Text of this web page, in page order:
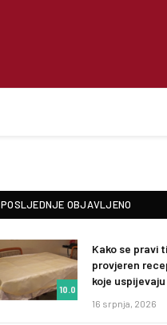
POSLJEDNJE OBJAVLJENO
10.0
Kako se pravi
provjeren
koje
16 srpnja, 2026